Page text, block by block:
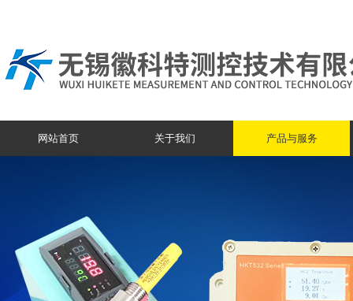
网站首页 关于我们 产品与服务